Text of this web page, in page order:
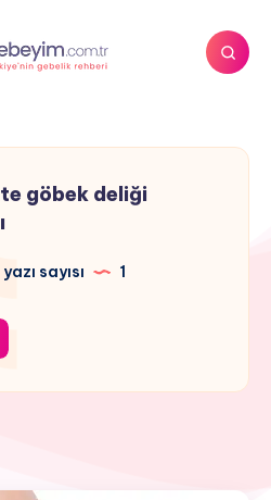
göbek deliği
sayısı 1